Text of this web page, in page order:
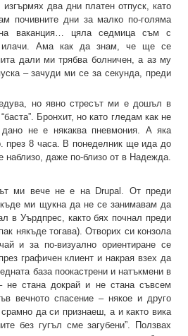
два дни платен отпуск, като
почивните дни за малко по-голяма
ваканция… цяла седмица съм с
илачи. Ама как да знам, че ще се
дали ми трябва болничен, а аз му
– зачуди ми се за секунда, преди
но явно стресът ми е дошъл в
Бронхит, но като гледам как не
дано не е някаква пневмония. А яка
през 8 часа. В понеделник ще ида до
наблизо, даже по-близо от в Надежда.
ми вече не е на Drupal. От преди
ми щукна да не се занимавам да
в Уърдпрес, както бях почнал преди
някъде тогава). Отворих си конзола
и за по-визуално ориентиране се
графичен клиент и накрая взех да
база поокастрени и натъкмени в
не стана докрай и не стана съвсем
вечното спасение – някое и друго
да си признаеш, а и както вика
без гугъл сме загубени”. Ползвах